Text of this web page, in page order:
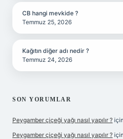
CB hangi mevkide ?
Temmuz 25, 2026
Kağıtın diğer adı nedir ?
Temmuz 24, 2026
SON YORUMLAR
Peygamber çiçeği yağı nasıl yapılır ? için
Peygamber çiçeği yağı nasıl yapılır ? için